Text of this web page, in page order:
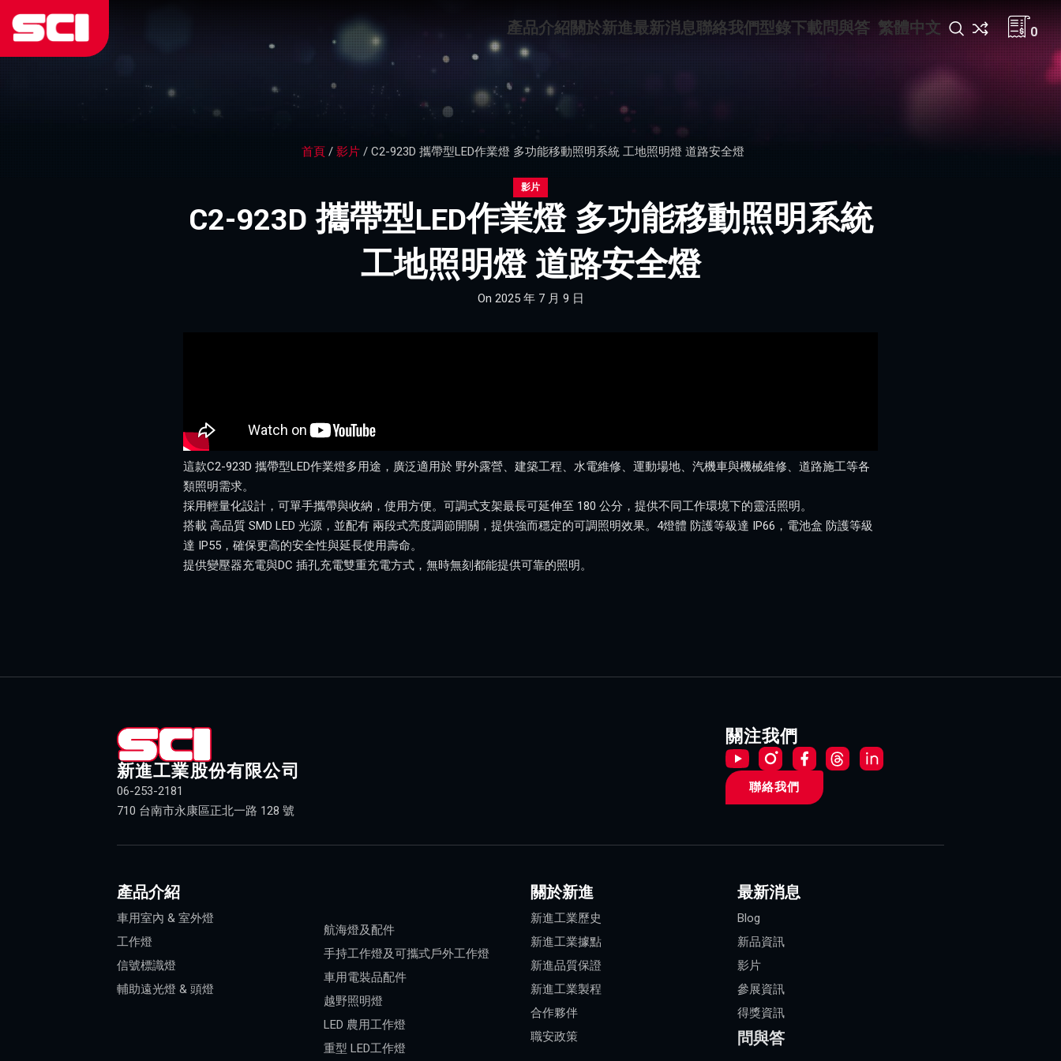
產品介紹關於新進最新消息聯絡我們型錄下載問與答 繁體中文 0
首頁/ 影片/ C2-923D 攜帶型LED作業燈 多功能移動照明系統 工地照明燈 道路安全燈
影片
C2-923D 攜帶型LED作業燈 多功能移動照明系統
工地照明燈 道路安全燈
On 2025 年 7 月 9 日
這款C2-923D 攜帶型LED作業燈多用途，廣泛適用於 野外露營、建築工程、水電維修、運動場地、汽機車與機械維修、道路施工等各
類照明需求。
採用輕量化設計，可單手攜帶與收納，使用方便。可調式支架最長可延伸至 180 公分，提供不同工作環境下的靈活照明。
搭載 高品質 SMD LED 光源，並配有 兩段式亮度調節開關，提供強而穩定的可調照明效果。4燈體 防護等級達 IP66，電池盒 防護等級
達 IP55，確保更高的安全性與延長使用壽命。
提供變壓器充電與DC 插孔充電雙重充電方式，無時無刻都能提供可靠的照明。
新進工業股份有限公司
06-253-2181
710 台南市永康區正北一路 128 號
關注我們
聯絡我們
產品介紹
車用室內 & 室外燈
工作燈
信號標識燈
輔助遠光燈 & 頭燈
航海燈及配件
手持工作燈及可攜式戶外工作燈
車用電裝品配件
越野照明燈
LED 農用工作燈
重型 LED工作燈
關於新進
新進工業歷史
新進工業據點
新進品質保證
新進工業製程
合作夥伴
職安政策
最新消息
Blog
新品資訊
影片
參展資訊
得獎資訊
問與答